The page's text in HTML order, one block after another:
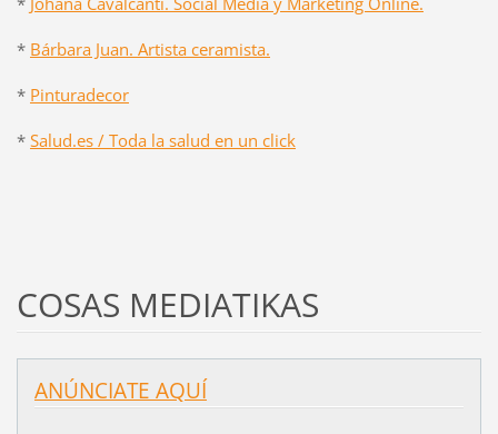
* Bárbara Juan. Artista ceramista.
* Pinturadecor
* Salud.es / Toda la salud en un click
COSAS MEDIATIKAS
ANÚNCIATE AQUÍ